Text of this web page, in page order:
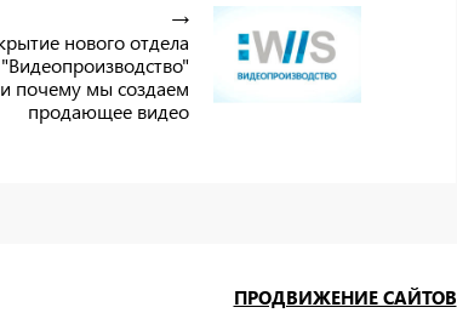
нового отдела
"Видеопроизводство"
почему мы создаем
продающее видео
ПРОДВИЖЕНИЕ САЙТОВ